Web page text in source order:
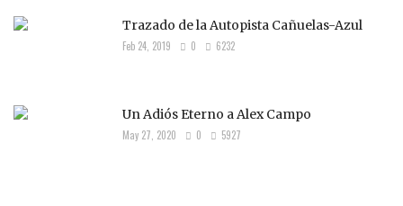
Trazado de la Autopista Cañuelas-Azul
Feb 24, 2019 0 6232
Un Adiós Eterno a Alex Campo
May 27, 2020 0 5927